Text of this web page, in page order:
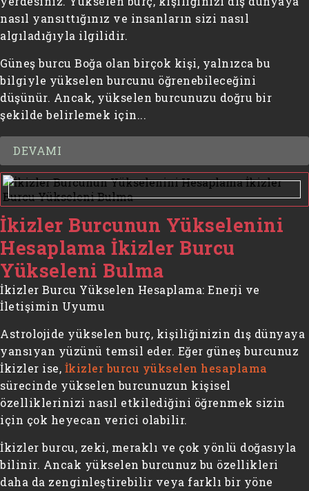
nasıl yansıttığınız ve insanların sizi nasıl
algıladığıyla ilgilidir.
Güneş burcu Boğa olan birçok kişi, yalnızca bu
bilgiyle yükselen burcunu öğrenebileceğini
düşünür. Ancak, yükselen burcunuzu doğru bir
şekilde belirlemek için...
DEVAMI
İkizler Burcunun Yükselenini
Hesaplama İkizler Burcu
Yükseleni Bulma
İkizler Burcu Yükselen Hesaplama: Enerji ve
İletişimin Uyumu
Astrolojide yükselen burç, kişiliğinizin dış dünyaya
yansıyan yüzünü temsil eder. Eğer güneş burcunuz
İkizler ise, İkizler burcu yükselen hesaplama
sürecinde yükselen burcunuzun kişisel
özelliklerinizi nasıl etkilediğini öğrenmek sizin
için çok heyecan verici olabilir.
İkizler burcu, zeki, meraklı ve çok yönlü doğasıyla
bilinir. Ancak yükselen burcunuz bu özellikleri
daha da zenginleştirebilir veya farklı bir yöne